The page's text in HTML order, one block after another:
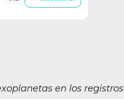
en los registros